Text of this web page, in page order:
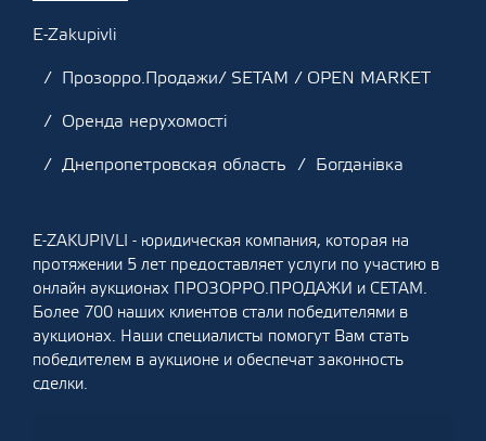
E-Zakupivli
Прозорро.Продажи/ SETAM / OPEN MARKET
Оренда нерухомості
Днепропетровская область
Богданівка
E-ZAKUPIVLI - юридическая компания, которая на
протяжении 5 лет предоставляет услуги по участию в
онлайн аукционах ПРОЗОРРО.ПРОДАЖИ и СЕТАМ.
Более 700 наших клиентов стали победителями в
аукционах. Наши специалисты помогут Вам стать
победителем в аукционе и обеспечат законность
сделки.